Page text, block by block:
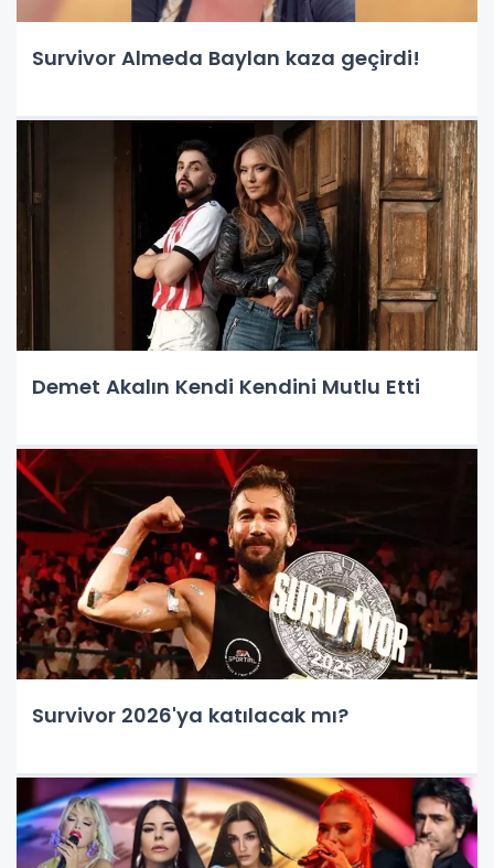
Survivor Almeda Baylan kaza geçirdi!
Demet Akalın Kendi Kendini Mutlu Etti
Survivor 2026'ya katılacak mı?